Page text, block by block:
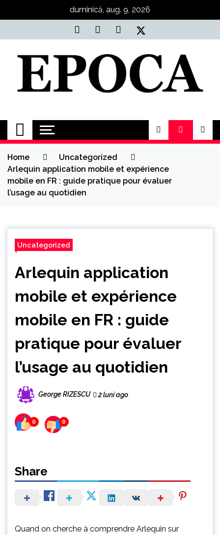
duminică, aug. 9, 2026
Epoca
Cele mai noi știri online din România
Home
Uncategorized
Arlequin application mobile et expérience
mobile en FR : guide pratique pour évaluer
l’usage au quotidien
Uncategorized
Arlequin application
mobile et expérience
mobile en FR : guide
pratique pour évaluer
l’usage au quotidien
George RIZESCU 2 luni ago
0 0
Share
Quand on cherche à comprendre Arlequin sur